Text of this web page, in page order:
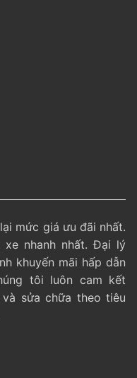
mức giá ưu đãi nhất.
nhanh nhất. Đại lý
khuyến mãi hấp dẫn
tôi luôn cam kết
sửa chữa theo tiêu